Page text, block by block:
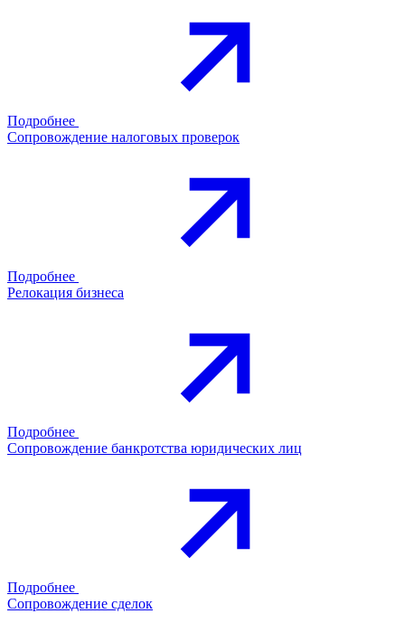
Подробнее
Сопровождение налоговых проверок
Подробнее
Релокация бизнеса
Подробнее
Сопровождение банкротства юридических лиц
Подробнее
Сопровождение сделок